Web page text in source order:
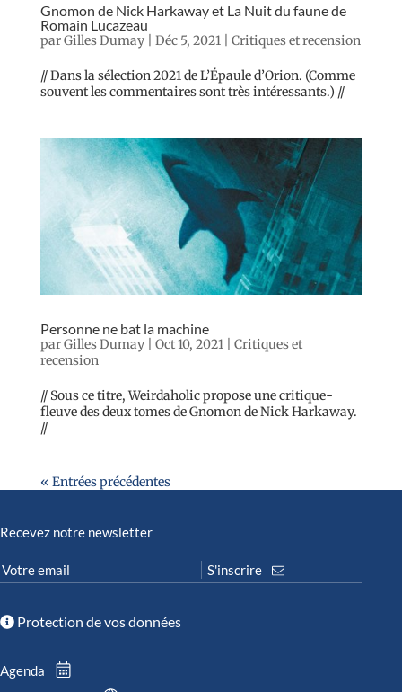
Gnomon de Nick Harkaway et La Nuit du faune de
Romain Lucazeau
parGilles Dumay| Déc 5, 2021| Critiques et recension
// Dans la sélection 2021 de L’Épaule d’Orion. (Comme
souvent les commentaires sont très intéressants.) //
Personne ne bat la machine
parGilles Dumay| Oct 10, 2021
Critiques et
recension
// Sous ce titre, Weirdaholic propose une critique-
fleuve des deux tomes de Gnomon de Nick Harkaway.
//
« Entrées précédentes
Recevez notre newsletter
Protection de vos données
Agenda